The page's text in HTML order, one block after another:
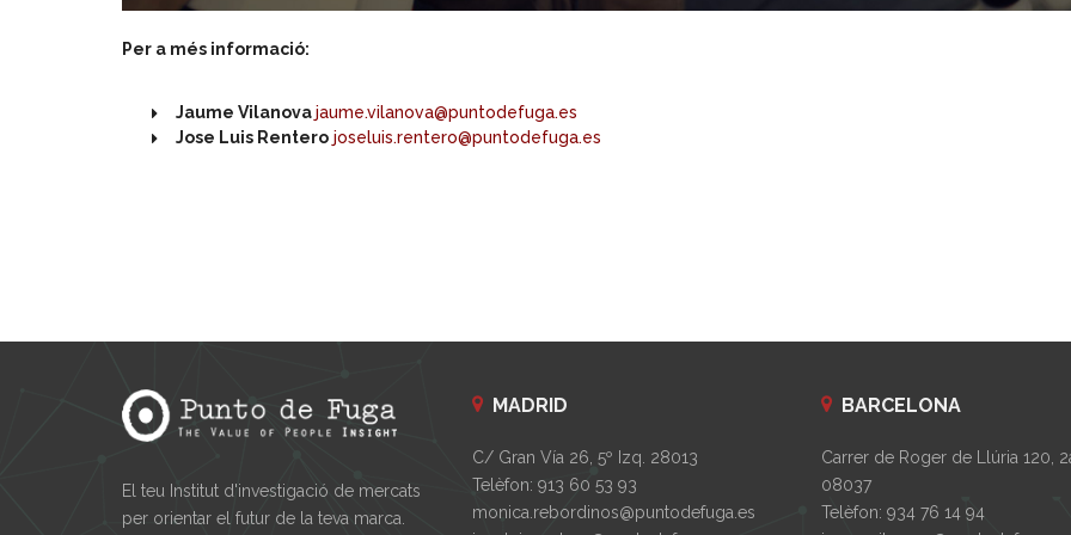
Per a més informació:
Jaume Vilanovajaume.vilanova@puntodefuga.es
Jose Luis Rentero joseluis.rentero@puntodefuga.es
El teu Institut d'investigació de mercats
per orientar el futur de la teva marca.
MADRID
C/ Gran Vía 26, 5º Izq. 28013
Telèfon: 913 60 53 93
monica.rebordinos@puntodefuga.es
BARCELONA
Carrer de Roger de Llúria 120,
08037
Telèfon: 934 76 14 94